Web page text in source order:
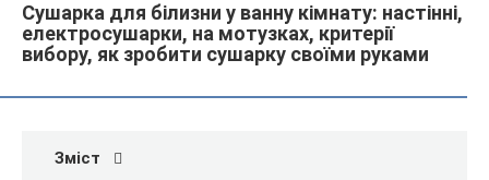
Сушарка для білизни у ванну кімнату: настінні,
електросушарки, на мотузках, критерії
вибору, як зробити сушарку своїми руками
Зміст